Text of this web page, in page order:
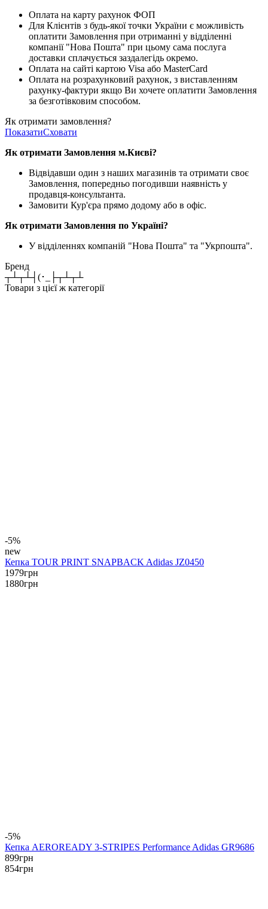
Оплата на карту рахунок ФОП
Для Клієнтів з будь-якої точки України є можливість
оплатити Замовлення при отриманні у відділенні
компанії "Нова Пошта" при цьому сама послуга
доставки сплачується заздалегідь окремо.
Оплата на сайті картою Visa або MasterCard
Оплата на розрахунковий рахунок, з виставленням
рахунку-фактури якщо Ви хочете оплатити Замовлення
за безготівковим способом.
Як отримати замовлення?
ПоказатиСховати
Як отримати Замовлення м.Києві?
Відвідавши один з наших магазинів та отримати своє
Замовлення, попередньо погодивши наявність у
продавця-консультанта.
Замовити Кур'єра прямо додому або в офіс.
Як отримати Замовлення по Україні?
У відділеннях компаній "Нова Пошта" та "Укрпошта".
Бренд
┬┴┬┴┤(･_├┬┴┬┴
Товари з цієї ж категорії
-5%
new
Кепка TOUR PRINT SNAPBACK Adidas JZ0450
1979грн
1880грн
-5%
Кепка AEROREADY 3-STRIPES Performance Adidas GR9686
899грн
854грн